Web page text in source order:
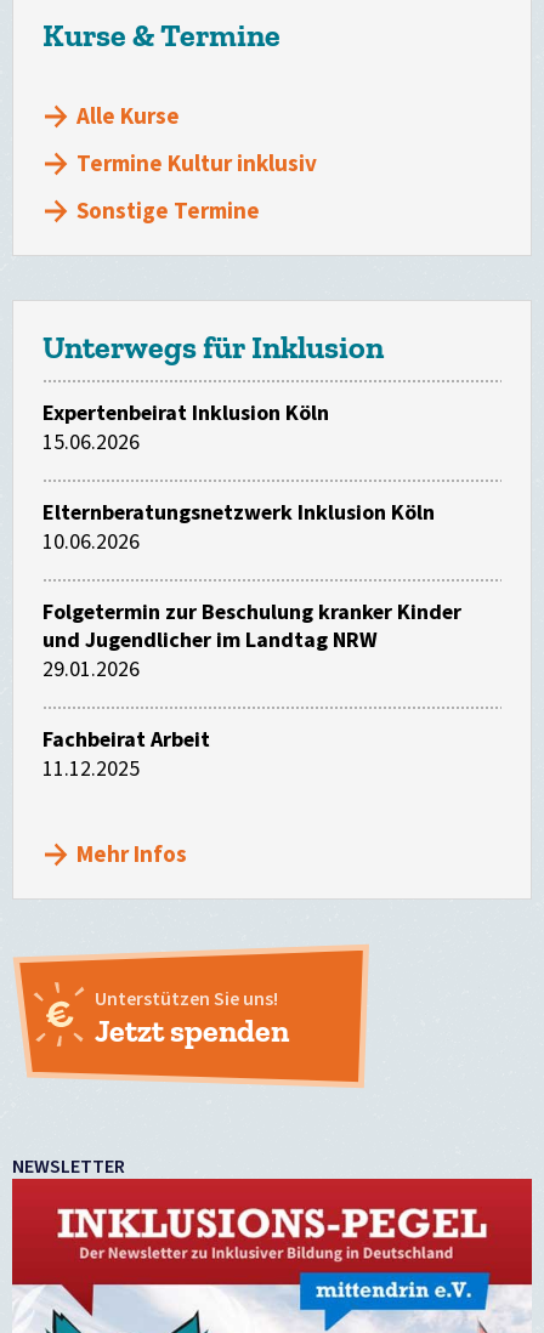
Kurse & Termine
Alle Kurse
Termine Kultur inklusiv
Sonstige Termine
Unterwegs für Inklusion
Expertenbeirat Inklusion Köln
15.06.2026
Elternberatungsnetzwerk Inklusion Köln
10.06.2026
Folgetermin zur Beschulung kranker Kinder
und Jugendlicher im Landtag NRW
29.01.2026
Fachbeirat Arbeit
11.12.2025
Mehr Infos
Unterstützen Sie uns!
Jetzt spenden
NEWSLETTER